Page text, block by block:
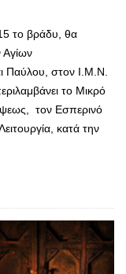
το βράδυ, θα
Αγίων
Παύλου, στον Ι.Μ.Ν.
το Μικρό
τον Εσπερινό
κατά την